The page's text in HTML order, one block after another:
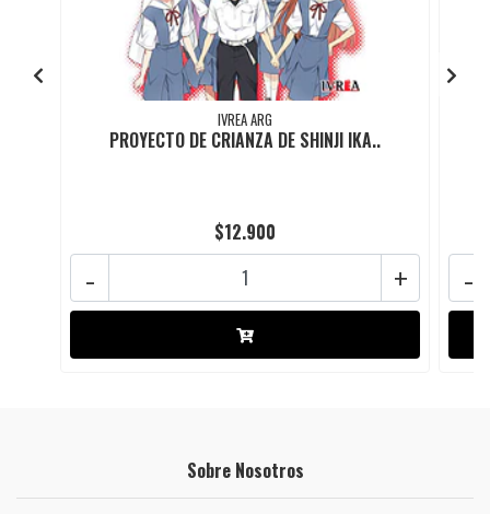
IVREA ARG
PROYECTO DE CRIANZA DE SHINJI IKA..
$12.900
+
- -
Sobre Nosotros